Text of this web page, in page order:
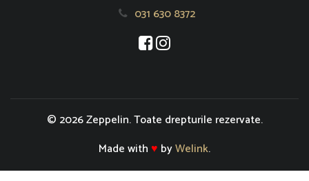
031 630 8372
Se deschide într-o fereastră nouă
Se deschide într-o fereastră
© 2026 Zeppelin. Toate drepturile rezervate.
Made with♥ byWelink.